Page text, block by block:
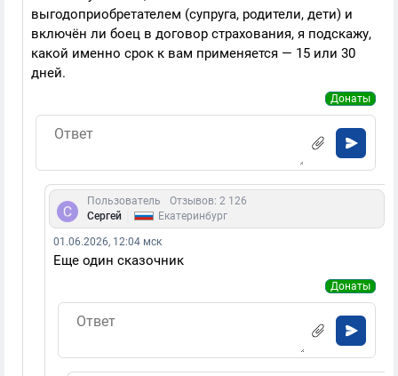
выгодоприобретателем (супруга, родители, дети) и
включён ли боец в договор страхования, я подскажу,
какой именно срок к вам применяется — 15 или 30
дней.
Донаты
Пользователь
Отзывов: 2 126
Сергей
Екатеринбург
01.06.2026, 12:04 мск
Еще один сказочник
Донаты